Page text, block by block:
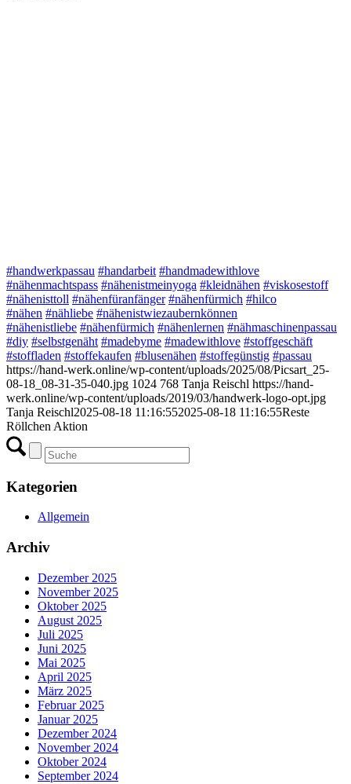
#handwerkpassau #handarbeit #handmadewithlove
#nähenmachtspass #nähenistmeinyoga #kleidnähen #viskosestoff
#nähenisttoll #nähenfüranfänger #nähenfürmich #hilco
#nähen #nähliebe #nähenistwiezaubernkönnen
#nähenistliebe #nähenfürmich #nähenlernen #nähmaschinenpassau
#diy #selbstgenäht #madebyme #madewithlove #stoffgeschäft
#stoffladen #stoffekaufen #blusenähen #stoffegünstig #passau
https://hand-werk.online/wp-content/uploads/2025/08/Picsart_25-
08-18_08-31-35-040.jpg 1024 768 Tanja Reischl https://hand-
werk.online/wp-content/uploads/2019/03/handwerk-logo-opt.jpg
Tanja Reischl2025-08-18 11:16:552025-08-18 11:16:55Reste
Röllchen Aktion
Kategorien
Allgemein
Archiv
Dezember 2025
November 2025
Oktober 2025
August 2025
Juli 2025
Juni 2025
Mai 2025
April 2025
März 2025
Februar 2025
Januar 2025
Dezember 2024
November 2024
Oktober 2024
September 2024